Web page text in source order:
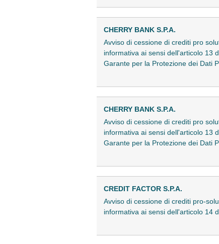
CHERRY BANK S.P.A.
Avviso di cessione di crediti pro
informativa ai sensi dell'articolo 13
Garante per la Protezione dei Dati
CHERRY BANK S.P.A.
Avviso di cessione di crediti pro
informativa ai sensi dell'articolo 13
Garante per la Protezione dei Dati
CREDIT FACTOR S.P.A.
Avviso di cessione di crediti pro-
informativa ai sensi dell'articolo 14